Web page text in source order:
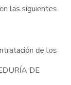
las siguientes
de los
DE